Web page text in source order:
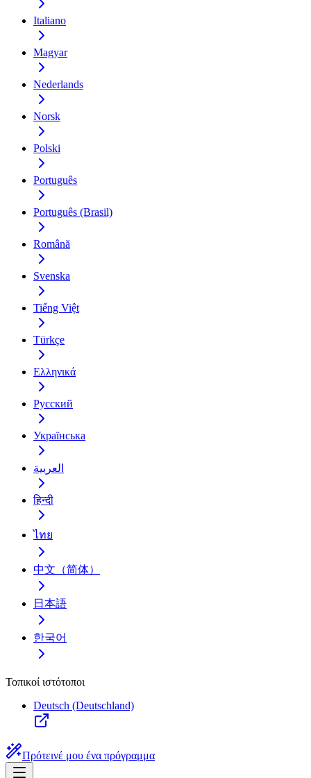
Italiano
Magyar
Nederlands
Norsk
Polski
Português
Português (Brasil)
Română
Svenska
Tiếng Việt
Türkçe
Ελληνικά
Русский
Українська
العربية
हिन्दी
ไทย
中文（简体）
日本語
한국어
Τοπικοί ιστότοποι
Deutsch (Deutschland)
Πρότεινέ μου ένα πρόγραμμα